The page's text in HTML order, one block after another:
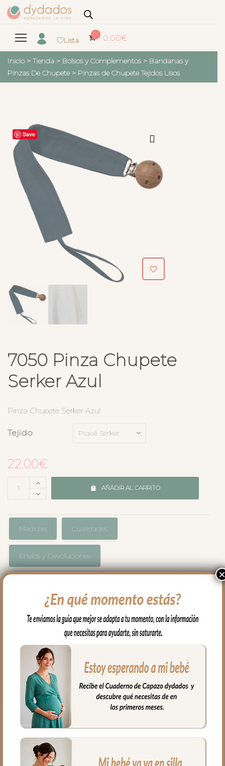
Lista
0 0.00€
Inicio > Tienda > Bolsos y Complementos > Bandanas y
Pinzas De Chupete > Pinzas de Chupete Tejidos Lisos
Save
7050 Pinza Chupete
Serker Azul
Pinza Chupete Serker Azul
Tejido
22.00€
AÑADIR AL CARRITO
Medidas Cualidades
Envíos y Devoluciones
Pinza de chupete en tejido de algodón a
juego con todo lo que necesitas para tu
capazo.
La pinza es de madera, fácil de abrir y
con presión para que quede bien sujeta.
PRODUCTOS
RELACIONADOS
×